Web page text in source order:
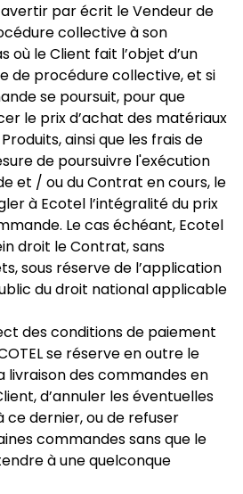
avertir par écrit le Vendeur de
collective à son
où le Client fait l’objet d’un
de procédure collective, et si
se poursuit, pour que
le prix d’achat des matériaux
ainsi que les frais de
de poursuivre l'exécution
et / ou du Contrat en cours, le
à Ecotel l’intégralité du prix
Le cas échéant, Ecotel
droit le Contrat, sans
sous réserve de l’application
du droit national applicable
des conditions de paiement
se réserve en outre le
livraison des commandes en
d’annuler les éventuelles
ce dernier, ou de refuser
commandes sans que le
à une quelconque